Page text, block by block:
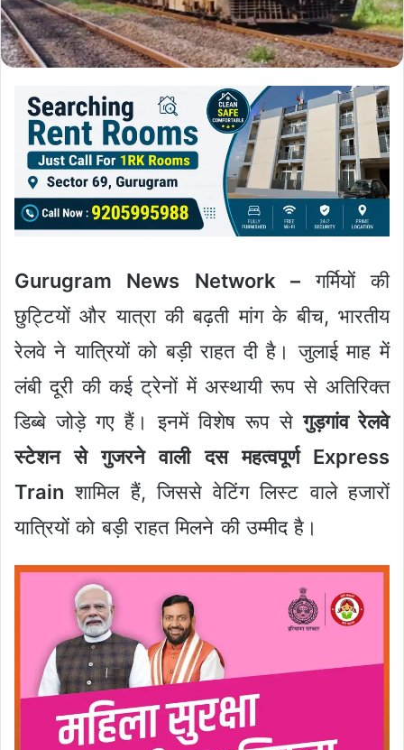
Gurugram News Network –गर्मियों की
छुट्टियों और यात्रा की बढ़ती मांग के बीच, भारतीय
रेलवे ने यात्रियों को बड़ी राहत दी है। जुलाई माह में
लंबी दूरी की कई ट्रेनों में अस्थायी रूप से अतिरिक्त
डिब्बे जोड़े गए हैं। इनमें विशेष रूप सेगुड़गांव रेलवे
स्टेशन से गुजरने वाली दस महत्वपूर्ण Express
Train शामिल हैं, जिससे वेटिंग लिस्ट वाले हजारों
यात्रियों को बड़ी राहत मिलने की उम्मीद है।